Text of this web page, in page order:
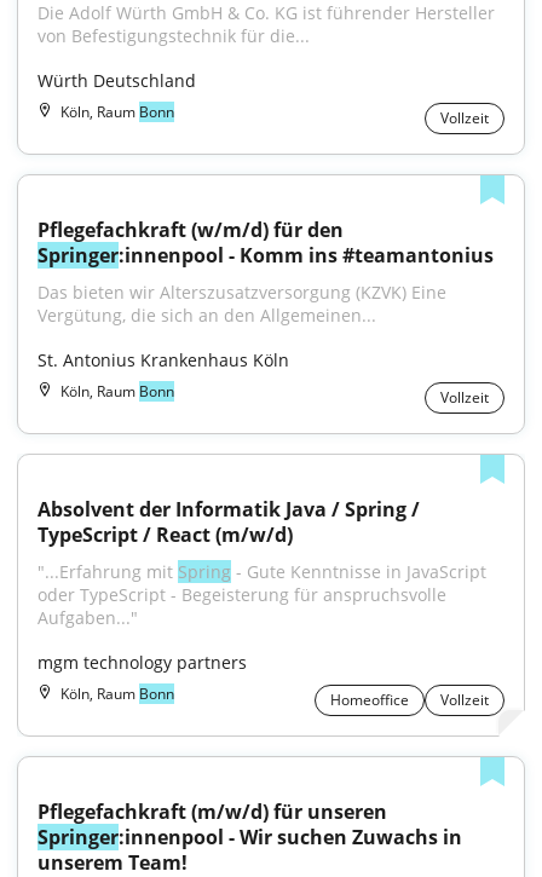
Die Adolf Würth GmbH & Co. KG ist führender Hersteller
von Befestigungstechnik für die...
Würth Deutschland
Köln, Raum Bonn Vollzeit
Springer:innenpool - Komm ins #teamantonius
Das bieten wir Alterszusatzversorgung (KZVK) Eine
Vergütung, die sich an den Allgemeinen...
St. Antonius Krankenhaus Köln
Köln, Raum Bonn Vollzeit
Absolvent der Informatik Java / Spring /
TypeScript / React (m/w/d)
"...Erfahrung mit Spring - Gute Kenntnisse in JavaScript
oder TypeScript - Begeisterung für anspruchsvolle
Aufgaben..."
mgm technology partners
Köln, Raum Bonn Homeoffice Vollzeit
Springer:innenpool - Wir suchen Zuwachs in
unserem Team!